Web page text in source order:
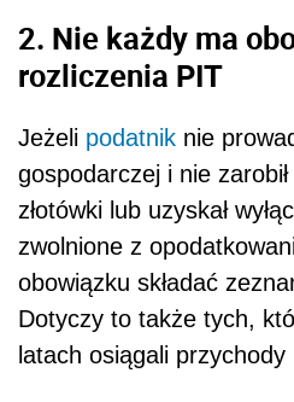
2. Nie każdy ma
rozliczenia PIT
Jeżeli podatnik nie
gospodarczej i nie
złotówki lub uzyskał
zwolnione z
obowiązku składać
Dotyczy to także tych,
latach osiągali przychody